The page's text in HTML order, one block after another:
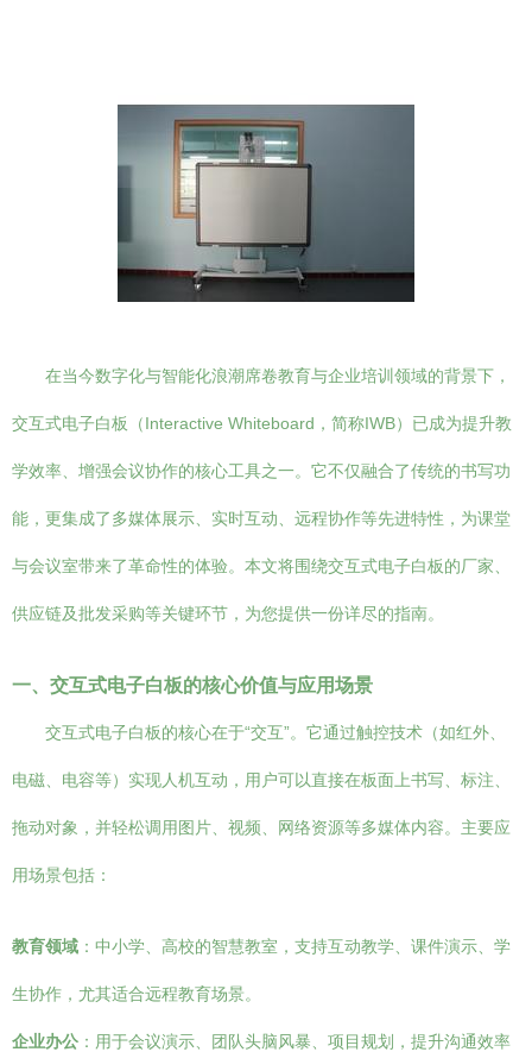
在当今数字化与智能化浪潮席卷教育与企业培训领域的背景下，
交互式电子白板（Interactive Whiteboard，简称IWB）已成为提升教
学效率、增强会议协作的核心工具之一。它不仅融合了传统的书写功
能，更集成了多媒体展示、实时互动、远程协作等先进特性，为课堂
与会议室带来了革命性的体验。本文将围绕交互式电子白板的厂家、
供应链及批发采购等关键环节，为您提供一份详尽的指南。
一、交互式电子白板的核心价值与应用场景
交互式电子白板的核心在于“交互”。它通过触控技术（如红外、
电磁、电容等）实现人机互动，用户可以直接在板面上书写、标注、
拖动对象，并轻松调用图片、视频、网络资源等多媒体内容。主要应
用场景包括：
教育领域 ：中小学、高校的智慧教室，支持互动教学、课件演示、学
生协作，尤其适合远程教育场景。
企业办公 ：用于会议演示、团队头脑风暴、项目规划，提升沟通效率